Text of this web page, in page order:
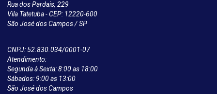
Rua dos Pardais, 229
Vila Tatetuba - CEP: 12220-600
São José dos Campos / SP
CNPJ: 52.830.034/0001-07
Atendimento:
Segunda à Sexta: 8:00 as 18:00
Sábados: 9:00 as 13:00
São José dos Campos